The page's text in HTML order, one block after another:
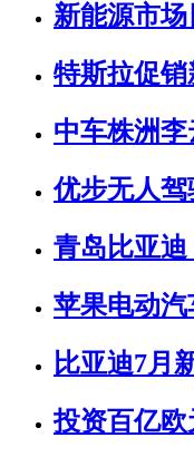
新能源市
特斯拉促销
中车株洲
优步无人
青岛比亚
苹果电动
比亚迪7月
投资百亿